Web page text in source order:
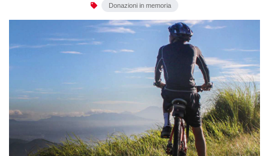
Donazioni in memoria